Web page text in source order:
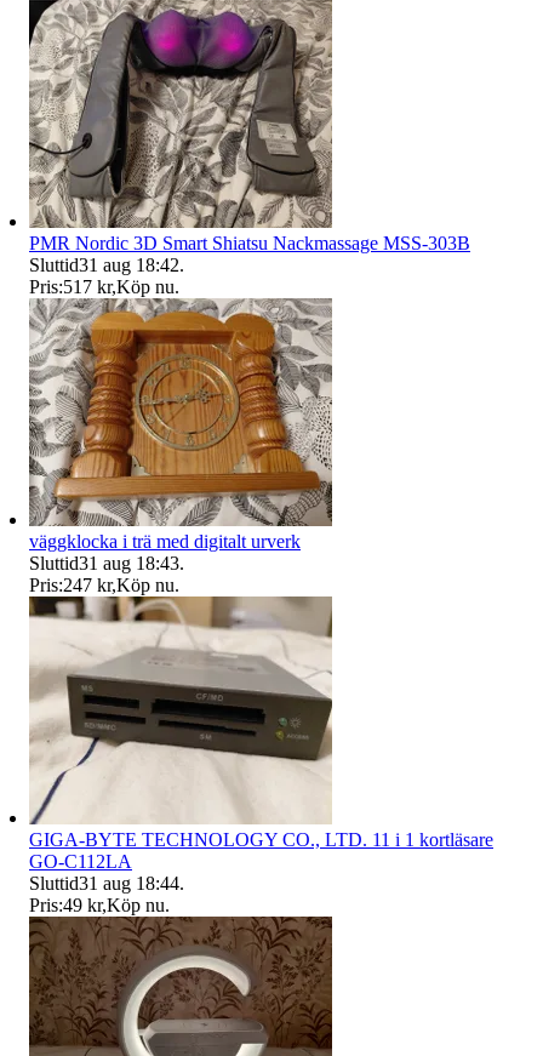
PMR Nordic 3D Smart Shiatsu Nackmassage MSS-303B
Sluttid31 aug 18:42.
Pris:517 kr,Köp nu.
väggklocka i trä med digitalt urverk
Sluttid31 aug 18:43.
Pris:247 kr,Köp nu.
GIGA-BYTE TECHNOLOGY CO., LTD. 11 i 1 kortläsare
GO-C112LA
Sluttid31 aug 18:44.
Pris:49 kr,Köp nu.